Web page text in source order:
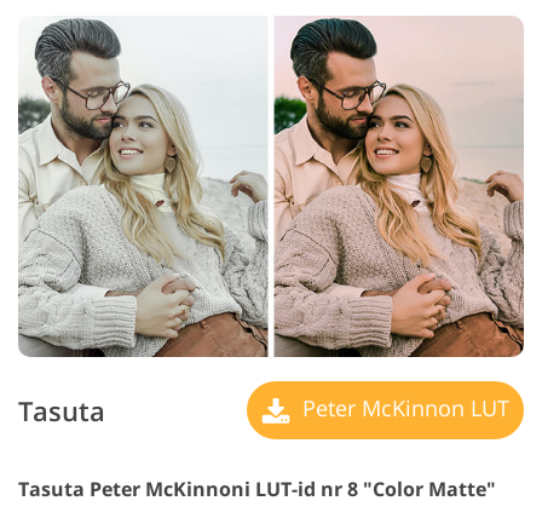
Tasuta Peter McKinnon LUT
Tasuta Peter McKinnoni LUT-id nr 8 "Color Matte"